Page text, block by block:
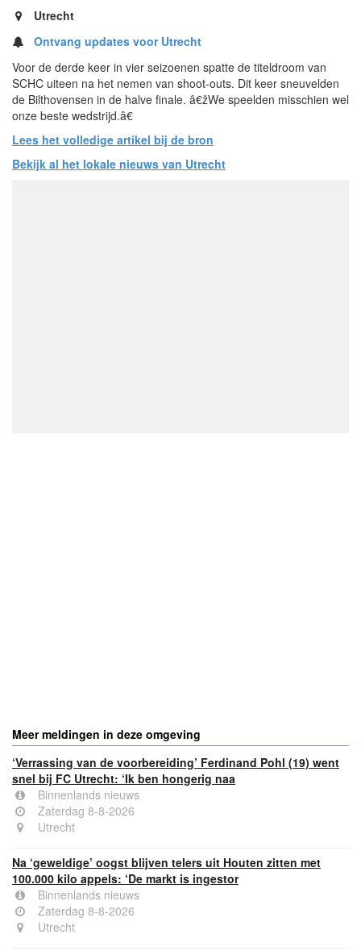
Utrecht
Ontvang updates voor Utrecht
Voor de derde keer in vier seizoenen spatte de titeldroom van
SCHC uiteen na het nemen van shoot-outs. Dit keer sneuvelden
de Bilthovensen in de halve finale. â€žWe speelden misschien wel
onze beste wedstrijd.â€
Lees het volledige artikel bij de bron
Bekijk al het lokale nieuws van Utrecht
Meer meldingen in deze omgeving
‘Verrassing van de voorbereiding’ Ferdinand Pohl (19) went
snel bij FC Utrecht: ‘Ik ben hongerig naa
Binnenlands nieuws
Zaterdag 8-8-2026
Utrecht
Na ‘geweldige’ oogst blijven telers uit Houten zitten met
100.000 kilo appels: ‘De markt is ingestor
Binnenlands nieuws
Zaterdag 8-8-2026
Utrecht